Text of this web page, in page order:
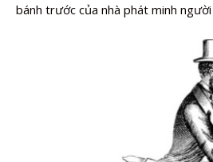
bánh trước của nhà phát minh